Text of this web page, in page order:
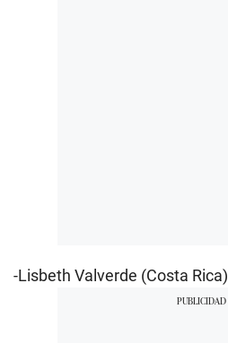
-Lisbeth Valverde (Costa Rica)